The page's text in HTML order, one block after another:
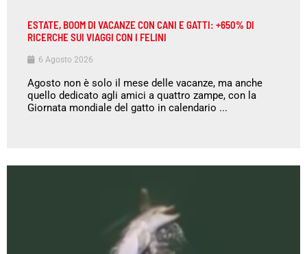
ESTATE, BOOM DI VACANZE CON CANI E GATTI: +650% DI
RICERCHE SUI VIAGGI CON I FELINI
6 Agosto 2026
Agosto non è solo il mese delle vacanze, ma anche
quello dedicato agli amici a quattro zampe, con la
Giornata mondiale del gatto in calendario ...